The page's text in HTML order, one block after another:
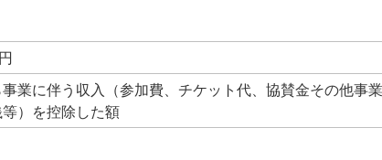
業に伴う収入（参加費、チケット代、協賛金その他事
）を控除した額